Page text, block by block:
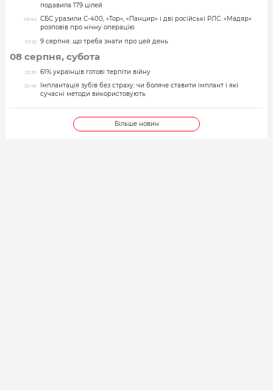
подавила 179 цілей
09:44
СБС уразили С-400, «Тор», «Панцир» і дві російські РЛС: «Мадяр»
розповів про нічну операцію
07:55 9 серпня: що треба знати про цей день
08 серпня, субота
23:30 61% українців готові терпіти війну
22:48
Імплантація зубів без страху: чи боляче ставити імплант і які
сучасні методи використовують
Більше новин